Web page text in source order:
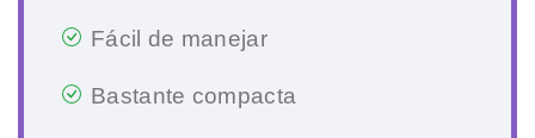
Fácil de manejar
Bastante compacta